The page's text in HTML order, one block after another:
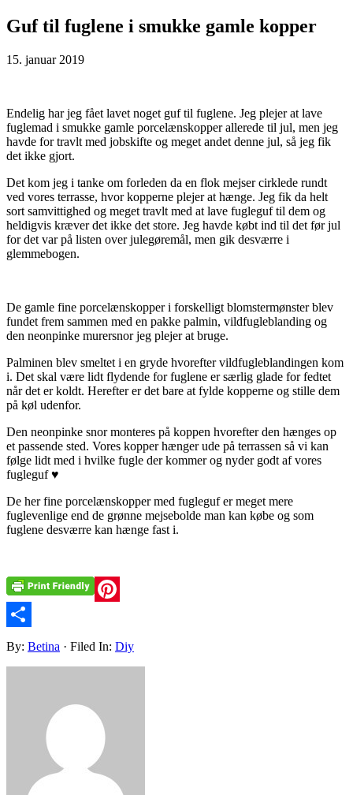
Guf til fuglene i smukke gamle kopper
15. januar 2019
Endelig har jeg fået lavet noget guf til fuglene. Jeg plejer at lave
fuglemad i smukke gamle porcelænskopper allerede til jul, men jeg
havde for travlt med jobskifte og meget andet denne jul, så jeg fik
det ikke gjort.
Det kom jeg i tanke om forleden da en flok mejser cirklede rundt
ved vores terrasse, hvor kopperne plejer at hænge. Jeg fik da helt
sort samvittighed og meget travlt med at lave fugleguf til dem og
heldigvis kræver det ikke det store. Jeg havde købt ind til det før jul
for det var på listen over julegøremål, men gik desværre i
glemmebogen.
De gamle fine porcelænskopper i forskelligt blomstermønster blev
fundet frem sammen med en pakke palmin, vildfugleblanding og
den neonpinke murersnor jeg plejer at bruge.
Palminen blev smeltet i en gryde hvorefter vildfugleblandingen kom
i. Det skal være lidt flydende for fuglene er særlig glade for fedtet
når det er koldt. Herefter er det bare at fylde kopperne og stille dem
på køl udenfor.
Den neonpinke snor monteres på koppen hvorefter den hænges op
et passende sted. Vores kopper hænger ude på terrassen så vi kan
følge lidt med i hvilke fugle der kommer og nyder godt af vores
fugleguf ♥
De her fine porcelænskopper med fugleguf er meget mere
fuglevenlige end de grønne mejsebolde man kan købe og som
fuglene desværre kan hænge fast i.
Pinterest
Share
By: Betina · Filed In: Diy